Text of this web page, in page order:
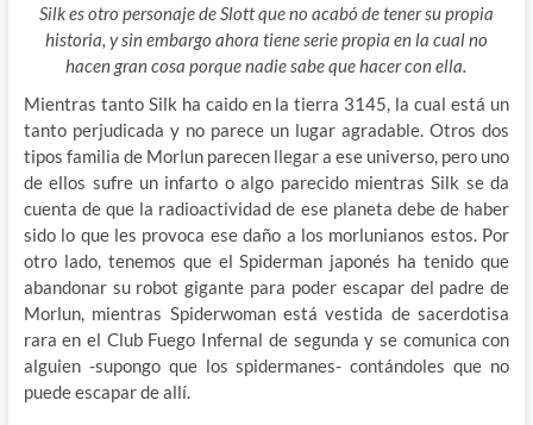
Silk es otro personaje de Slott que no acabó de tener su propia
historia, y sin embargo ahora tiene serie propia en la cual no
hacen gran cosa porque nadie sabe que hacer con ella.
Mientras tanto Silk ha caido en la tierra 3145, la cual está un
tanto perjudicada y no parece un lugar agradable. Otros dos
tipos familia de Morlun parecen llegar a ese universo, pero uno
de ellos sufre un infarto o algo parecido mientras Silk se da
cuenta de que la radioactividad de ese planeta debe de haber
sido lo que les provoca ese daño a los morlunianos estos. Por
otro lado, tenemos que el Spiderman japonés ha tenido que
abandonar su robot gigante para poder escapar del padre de
Morlun, mientras Spiderwoman está vestida de sacerdotisa
rara en el Club Fuego Infernal de segunda y se comunica con
alguien -supongo que los spidermanes- contándoles que no
puede escapar de allí.